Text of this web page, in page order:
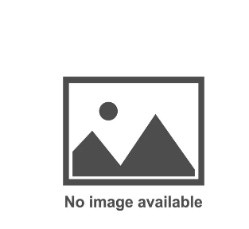
Інсталяційні
Запірна та
Радіатори
та
Обладнання для